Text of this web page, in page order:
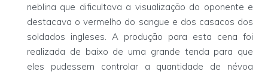
neblina que dificultava a visualização do oponente e
destacava o vermelho do sangue e dos casacos dos
soldados ingleses. A produção para esta cena foi
realizada de baixo de uma grande tenda para que
eles pudessem controlar a quantidade de névoa